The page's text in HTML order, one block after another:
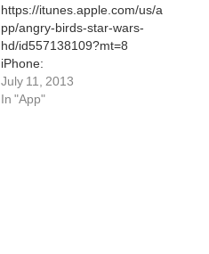
https://itunes.apple.com/us/a
pp/angry-birds-star-wars-
hd/id557138109?mt=8
iPhone:
https://itunes.apple.com/tr/ap
p/angry-birds-star-
July 11, 2013
In "App"